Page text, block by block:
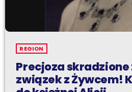
REGION
Precjoza skradzione
związek z Żywcem!